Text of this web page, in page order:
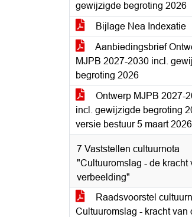
gewijzigde begroting 2026
Bijlage Nea Indexatie
Aanbiedingsbrief
MJPB 2027-2030 incl.
begroting 2026
Ontwerp MJPB 2027-
incl. gewijzigde begroting
versie bestuur 5 maart 2026
7 Vaststellen cultuurnota
"Cultuuromslag - de kracht
verbeelding"
Raadsvoorstel
Cultuuromslag - kracht van